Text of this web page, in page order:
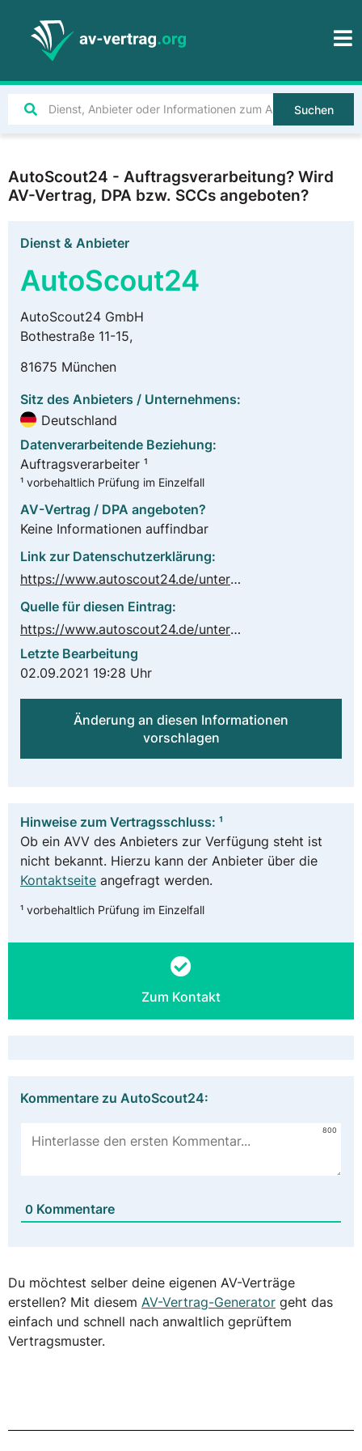
Suchen
AutoScout24 - Auftragsverarbeitung? Wird
AV-Vertrag, DPA bzw. SCCs angeboten?
Dienst & Anbieter
AutoScout24
AutoScout24 GmbH
Bothestraße 11-15,
81675 München
Sitz des Anbieters / Unternehmens:
Deutschland
Datenverarbeitende Beziehung:
Auftragsverarbeiter ¹
¹ vorbehaltlich Prüfung im Einzelfall
AV-Vertrag / DPA angeboten?
Keine Informationen auffindbar
Link zur Datenschutzerklärung:
https://www.autoscout24.de/unternehmen/datenschutz/?genlnk=foot&genlnkorigin=de-all-all-home
Quelle für diesen Eintrag:
https://www.autoscout24.de/unternehmen/impressum/?genlnk=foot&genlnkorigin=de-all-all-home
Letzte Bearbeitung
02.09.2021 19:28 Uhr
Änderung an diesen Informationen
vorschlagen
Hinweise zum Vertragsschluss: ¹
Ob ein AVV des Anbieters zur Verfügung steht ist
nicht bekannt. Hierzu kann der Anbieter über die
Kontaktseite angefragt werden.
¹ vorbehaltlich Prüfung im Einzelfall
Zum Kontakt
Kommentare zu AutoScout24:
800
0 Kommentare
Du möchtest selber deine eigenen AV-Verträge
erstellen? Mit diesem AV-Vertrag-Generator geht das
einfach und schnell nach anwaltlich geprüftem
Vertragsmuster.